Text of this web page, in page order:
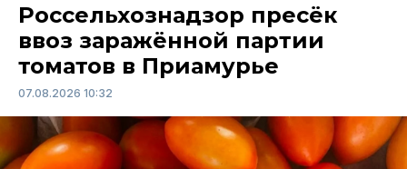
Россельхознадзор пресёк
ввоз заражённой партии
томатов в Приамурье
07.08.2026 10:32